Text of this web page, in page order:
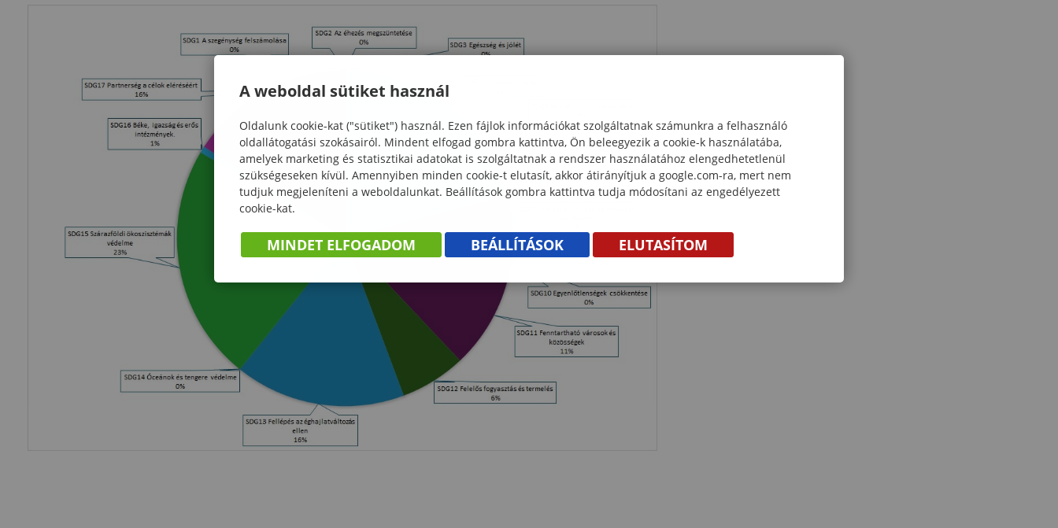
A weboldal sütiket használ
Oldalunk cookie-kat ("sütiket") használ. Ezen fájlok információkat szolgáltatnak számunkra a felhasználó
oldallátogatási szokásairól. Mindent elfogad gombra kattintva, Ön beleegyezik a cookie-k használatába,
amelyek marketing és statisztikai adatokat is szolgáltatnak a rendszer használatához elengedhetetlenül
szükségeseken kívül. Amennyiben minden cookie-t elutasít, akkor átirányítjuk a google.com-ra, mert nem
tudjuk megjeleníteni a weboldalunkat. Beállítások gombra kattintva tudja módosítani az engedélyezett
cookie-kat.
MINDET ELFOGADOM BEÁLLÍTÁSOK ELUTASÍTOM